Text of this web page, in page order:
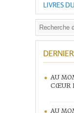
LIVRES
AU
CŒUR
AU